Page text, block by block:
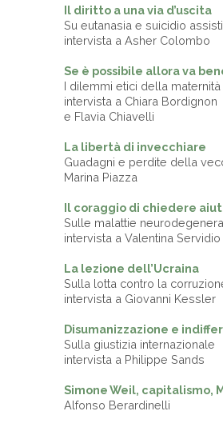
Il diritto a una via d’uscita
Su eutanasia e suicidio
intervista a Asher Colombo
Se è possibile allora va
I dilemmi etici della
intervista a Chiara Bordignon
e Flavia Chiavelli
La libertà di invecchiare
Guadagni e perdite della
Marina Piazza
Il coraggio di chiedere
Sulle malattie
intervista a Valentina Servidio
La lezione dell’Ucraina
Sulla lotta contro la
intervista a Giovanni Kessler
Disumanizzazione e
Sulla giustizia internazionale
intervista a Philippe Sands
Simone Weil, capitalismo,
Alfonso Berardinelli